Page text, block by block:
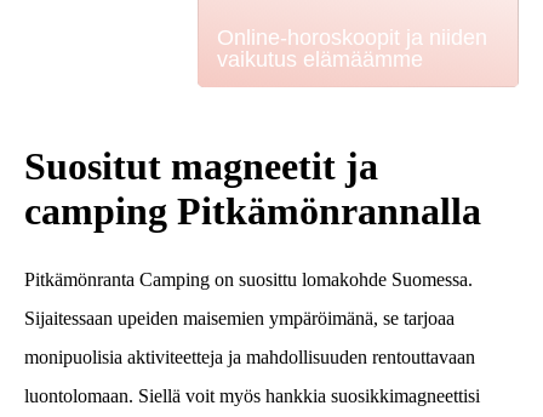
Online-horoskoopit ja niiden
vaikutus elämäämme
Suositut magneetit ja
camping Pitkämönrannalla
Pitkämönranta Camping on suosittu lomakohde Suomessa.
Sijaitessaan upeiden maisemien ympäröimänä, se tarjoaa
monipuolisia aktiviteetteja ja mahdollisuuden rentouttavaan
luontolomaan. Siellä voit myös hankkia suosikkimagneettisi